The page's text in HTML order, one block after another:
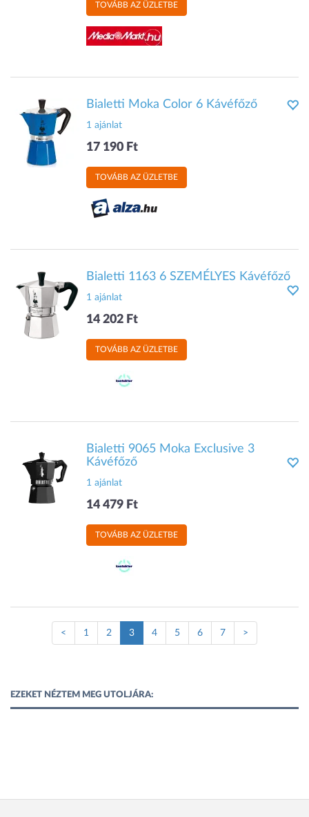
TOVÁBB AZ ÜZLETBE
Bialetti Moka Color 6 Kávéfőző
1 ajánlat
17 190 Ft
TOVÁBB AZ ÜZLETBE
Bialetti 1163 6 SZEMÉLYES Kávéfőző
1 ajánlat
14 202 Ft
TOVÁBB AZ ÜZLETBE
Bialetti 9065 Moka Exclusive 3
Kávéfőző
1 ajánlat
14 479 Ft
TOVÁBB AZ ÜZLETBE
< 1 2 3(Jelenlegi
oldal)
4 5 6 7 >
EZEKET NÉZTEM MEG UTOLJÁRA: